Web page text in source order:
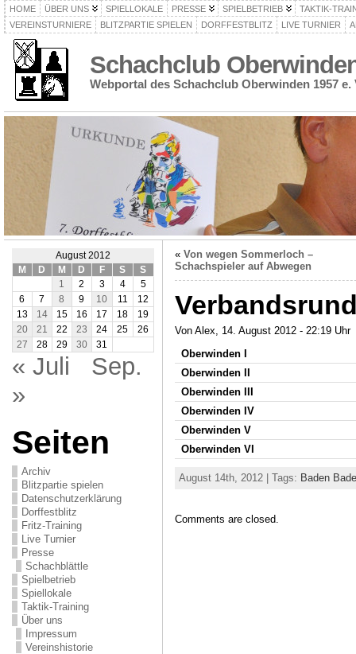
HOME ÜBER UNS SPIELLOKALE PRESSE SPIELBETRIEB
TAKTIK-
VEREINSTURNIERE
BLITZPARTIE SPIELEN DORFFESTBLITZ LIVE TURNIER
Schachclub
Webportal des Schachclub Oberwinden 1957 e.
August 2012
M
D M D F S
S
1
2 3 4
5
6
7 8 9 10 11
12
13
14 15 16 17 18
19
20
21 22 23 24 25
26
27
28 29 30 31
« Juli
Sep.
»
Seiten
Archiv
Blitzpartie spielen
Datenschutzerklärung
Dorffestblitz
Fritz-Training
Live Turnier
Presse
Schachblättle
Spielbetrieb
Spiellokale
Taktik-Training
Über uns
Impressum
Vereinshistorie
« Von wegen Sommerloch –
Schachspieler auf Abwegen
Von Alex, 14. August 2012 - 22:19 Uhr
Oberwinden I
Oberwinden II
Oberwinden III
Oberwinden IV
Oberwinden V
Oberwinden VI
August 14th, 2012 | Tags: Baden
Comments are closed.